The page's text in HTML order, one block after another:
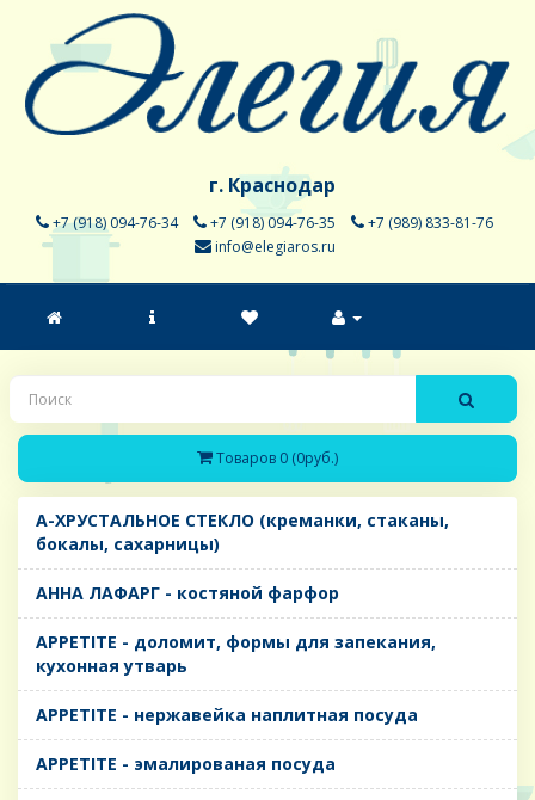
г. Краснодар
+7 (918) 094-76-34 +7 (918) 094-76-35
+7 (989) 833-81-76
info@elegiaros.ru
Товаров 0 (0руб.)
A-ХРУСТАЛЬНОЕ СТЕКЛО (креманки, стаканы,
бокалы, сахарницы)
AHHA ЛАФАРГ - костяной фарфор
APPETITE - доломит, формы для запекания,
кухонная утварь
APPETITE - нержавейка наплитная посуда
APPETITE - эмалированая посуда